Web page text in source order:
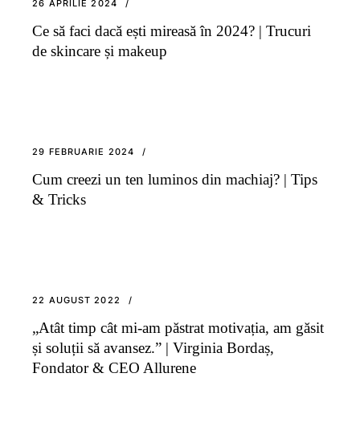
26 APRILIE 2024
Ce să faci dacă ești mireasă în 2024? | Trucuri
de skincare și makeup
29 FEBRUARIE 2024
Cum creezi un ten luminos din machiaj? | Tips
& Tricks
22 AUGUST 2022
„Atât timp cât mi-am păstrat motivația, am găsit
și soluții să avansez.” | Virginia Bordaș,
Fondator & CEO Allurene